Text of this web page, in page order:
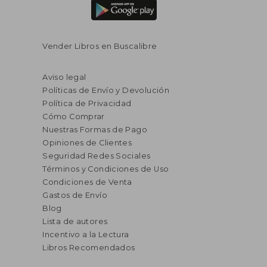
Vender Libros en Buscalibre
Aviso legal
Políticas de Envío y Devolución
Política de Privacidad
Cómo Comprar
Nuestras Formas de Pago
Opiniones de Clientes
Seguridad Redes Sociales
Términos y Condiciones de Uso
Condiciones de Venta
Gastos de Envío
Blog
Lista de autores
Incentivo a la Lectura
Libros Recomendados